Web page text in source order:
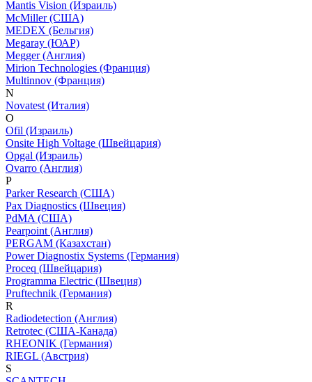
Mantis Vision (Израиль)
McMiller (США)
MEDEX (Бельгия)
Megaray (ЮАР)
Megger (Англия)
Mirion Technologies (Франция)
Multinnov (Франция)
N
Novatest (Италия)
O
Ofil (Израиль)
Onsite High Voltage (Швейцария)
Opgal (Израиль)
Ovarro (Англия)
P
Parker Research (США)
Pax Diagnostics (Швеция)
PdMA (США)
Pearpoint (Англия)
PERGAM (Казахстан)
Power Diagnostix Systems (Германия)
Proceq (Швейцария)
Programma Electric (Швеция)
Pruftechnik (Германия)
R
Radiodetection (Англия)
Retrotec (США-Канада)
RHEONIK (Германия)
RIEGL (Австрия)
S